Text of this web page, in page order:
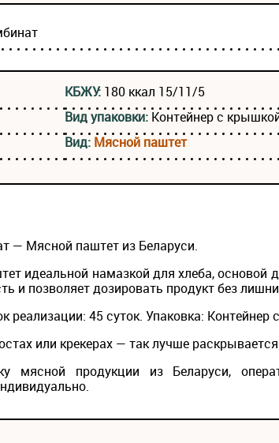
КБЖУ: 180 ккал 15/11/5
Вид упаковки: Контейнер с
Вид: Мясной паштет
— Мясной паштет из Беларуси.
идеальной намазкой для хлеба, основой
и позволяет дозировать продукт без
45 суток. Упаковка: Контейнер
или крекерах — так лучше
мясной продукции из Беларуси,